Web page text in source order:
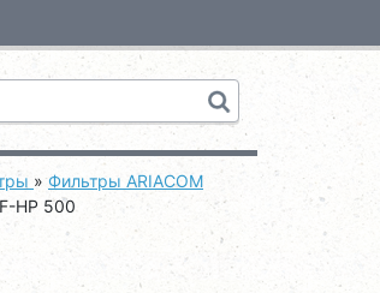
»Фильтры ARIACOM
HP 500